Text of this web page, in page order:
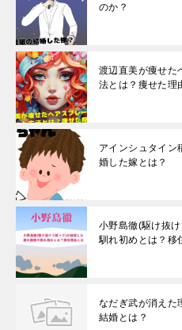
のか？
渡辺直美が痩せた
法とは？痩せた理
アインシュタイン
婚した嫁とは？
小野島徹(駆け抜
馴れ初めとは？移
なだぎ武が消えた
結婚とは？